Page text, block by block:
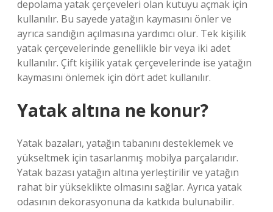
depolama yatak çerçeveleri olan kutuyu açmak için
kullanılır. Bu sayede yatağın kaymasını önler ve
ayrıca sandığın açılmasına yardımcı olur. Tek kişilik
yatak çerçevelerinde genellikle bir veya iki adet
kullanılır. Çift kişilik yatak çerçevelerinde ise yatağın
kaymasını önlemek için dört adet kullanılır.
Yatak altına ne konur?
Yatak bazaları, yatağın tabanını desteklemek ve
yükseltmek için tasarlanmış mobilya parçalarıdır.
Yatak bazası yatağın altına yerleştirilir ve yatağın
rahat bir yükseklikte olmasını sağlar. Ayrıca yatak
odasının dekorasyonuna da katkıda bulunabilir.